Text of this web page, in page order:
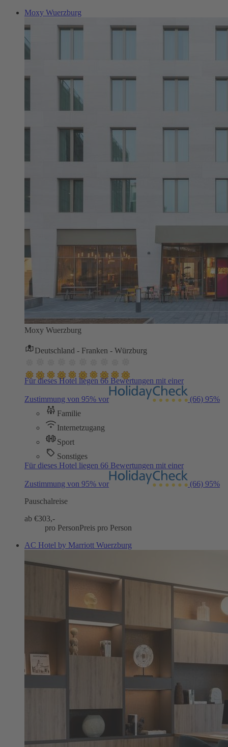
Moxy Wuerzburg
Moxy Wuerzburg
Deutschland - Franken - Würzburg
Für dieses Hotel liegen 66 Bewertungen mit einer
Zustimmung von 95% vor (66) 95%
Familie
Internetzugang
Sport
Sonstiges
Für dieses Hotel liegen 66 Bewertungen mit einer
Zustimmung von 95% vor (66) 95%
Pauschalreise
ab €303,-
pro PersonPreis pro Person
AC Hotel by Marriott Wuerzburg